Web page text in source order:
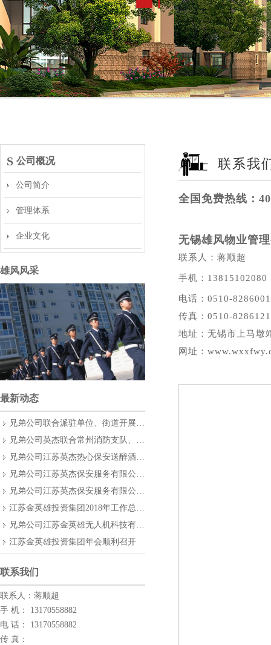
S 公司概况
公司简介
管理体系
企业文化
雄风风采
最新动态
兄弟公司联合派驻单位、街道开展消防演练
兄弟公司英杰联合常州消防支队、常州宝龙广场开展消防应急演练
兄弟公司江苏英杰热心保安送醉酒学生回校
兄弟公司江苏英杰保安服务有限公司积极奋战雨雪冰冻天气
兄弟公司江苏英杰保安服务有限公司积极参加“平安志愿者巡防队”让群众过个平安年
江苏金英雄投资集团2018年工作总结大会暨2019年年度工作计划大会顺利召开
兄弟公司江苏金英雄无人机科技有限公司承办“小小飞行梦”系列活动
江苏金英雄投资集团年会顺利召开
联系我们
联系人：蒋顺超
手 机： 13170558882
电 话： 13170558882
传 真：
联系我
全国免费热线：
无锡雄风物业管
联系人：蒋顺超
手机：13815102080
电话：0510-
传真：0510-
地址：无锡市上马墩
网址：